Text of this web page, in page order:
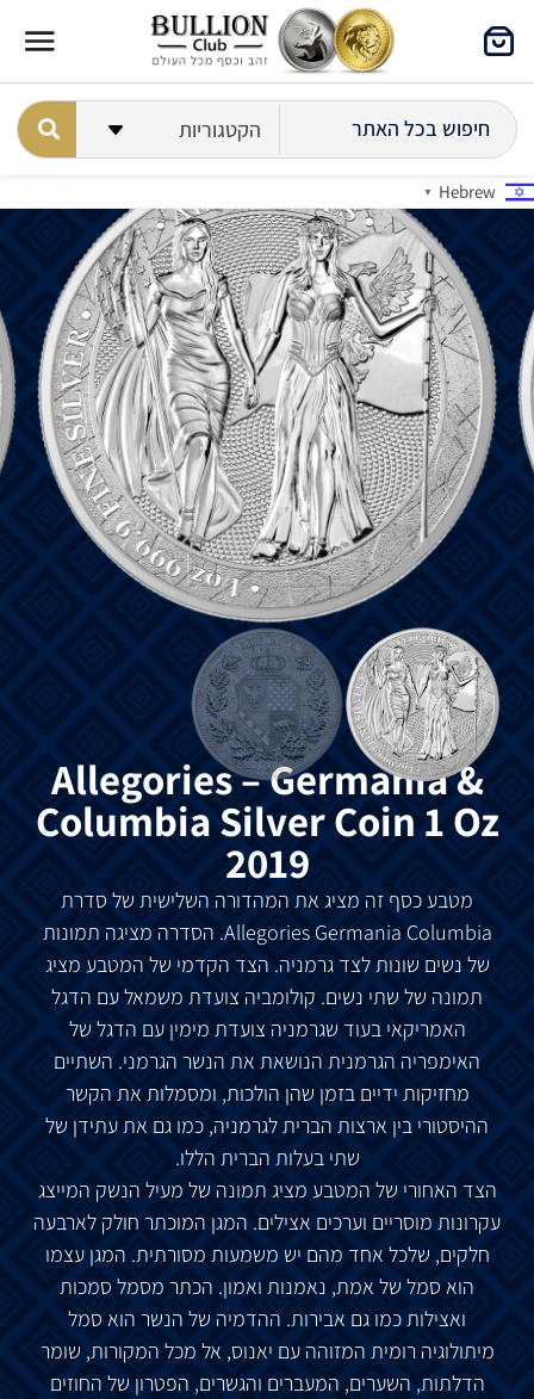
Hebrew
▼
Allegories – Germania &
Columbia Silver Coin 1 Oz
2019
מטבע כסף זה מציג את המהדורה השלישית של סדרת
Allegories Germania Columbia. הסדרה מציגה תמונות
של נשים שונות לצד גרמניה. הצד הקדמי של המטבע מציג
תמונה של שתי נשים. קולומביה צועדת משמאל עם הדגל
האמריקאי בעוד שגרמניה צועדת מימין עם הדגל של
האימפריה הגרמנית הנושאת את הנשר הגרמני. השתיים
מחזיקות ידיים בזמן שהן הולכות, ומסמלות את הקשר
ההיסטורי בין ארצות הברית לגרמניה, כמו גם את עתידן של
שתי בעלות הברית הללו.
הצד האחורי של המטבע מציג תמונה של מעיל הנשק המייצג
עקרונות מוסריים וערכים אצילים. המגן המוכתר חולק לארבעה
חלקים, שלכל אחד מהם יש משמעות מסורתית. המגן עצמו
הוא סמל של אמת, נאמנות ואמון. הכתר מסמל סמכות
ואצילות כמו גם אבירות. ההדמיה של הנשר הוא סמל
מיתולוגיה רומית המזוהה עם יאנוס, אל מכל המקורות, שומר
הדלתות, השערים, המעברים והגשרים, הפטרון של החוזים